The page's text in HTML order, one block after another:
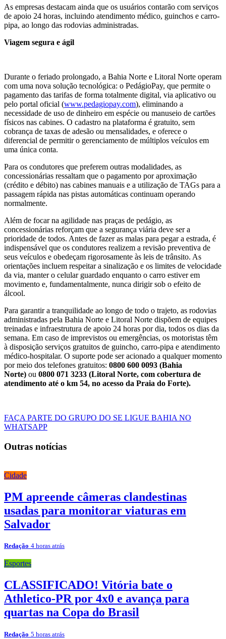
As empresas destacam ainda que os usuários contarão com serviços
de apoio 24 horas, incluindo atendimento médico, guinchos e carro-
pipa, ao longo das rodovias administradas.
Viagem segura e ágil
Durante o feriado prolongado, a Bahia Norte e Litoral Norte operam
com uma nova solução tecnológica: o PedágioPay, que permite o
pagamento das tarifas de forma totalmente digital, via aplicativo ou
pelo portal oficial (www.pedagiopay.com), eliminando a
necessidade de uso de dinheiro em espécie ou manuseio de cartões
físicos nas cabines. O cadastro na plataforma é gratuito, sem
cobrança de taxas de adesão ou mensalidades, e oferece o
diferencial de permitir o gerenciamento de múltiplos veículos em
uma única conta.
Para os condutores que preferem outras modalidades, as
concessionárias ressaltam que o pagamento por aproximação
(crédito e débito) nas cabines manuais e a utilização de TAGs para a
passagem rápida nas pistas automáticas continuam operando
normalmente.
Além de focar na agilidade nas praças de pedágio, as
concessionárias reforçam que a segurança viária deve ser a
prioridade de todos. Antes de fazer as malas para pegar a estrada, é
indispensável que os condutores realizem a revisão preventiva de
seus veículos e obedeçam rigorosamente às leis de trânsito. As
orientações incluem respeitar a sinalização e os limites de velocidade
da via, manter o celular guardado enquanto o carro estiver em
movimento e, fundamentalmente, nunca dirigir sob o efeito de
álcool.
Para garantir a tranquilidade ao longo de todo o trajeto, as rodovias
administradas pela Bahia Norte e Litoral Norte dispõem de equipes
treinadas e infraestrutura de apoio 24 horas por dia, todos os dias da
semana. Em caso de imprevistos ou emergências, os motoristas têm
à disposição serviços gratuitos de guincho, carro-pipa e atendimento
médico-hospitalar. O suporte pode ser acionado a qualquer momento
por meio dos telefones gratuitos: 0800 600 0093 (Bahia
Norte) ou 0800 071 3233 (Litoral Norte, com cobertura de
atendimento até o km 54, no acesso da Praia do Forte).
FAÇA PARTE DO GRUPO DO SE LIGUE BAHIA NO
WHATSAPP
Outras notícias
Cidade
PM apreende câmeras clandestinas
usadas para monitorar viaturas em
Salvador
Redação 4 horas atrás
Esportes
CLASSIFICADO! Vitória bate o
Athletico-PR por 4x0 e avança para
quartas na Copa do Brasil
Redação 5 horas atrás